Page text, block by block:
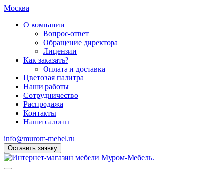
Москва
О компании
Вопрос-ответ
Обращение директора
Лицензии
Как заказать?
Оплата и доставка
Цветовая палитра
Наши работы
Сотрудничество
Распродажа
Контакты
Наши салоны
info@murom-mebel.ru
Оставить заявку